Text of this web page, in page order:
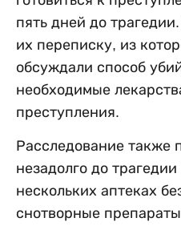
пять дней до
их переписку, из
обсуждали способ
необходимые
преступления.
Расследование также
незадолго до
нескольких аптеках
снотворные